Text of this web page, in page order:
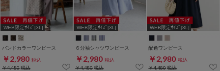
WEB限定ｻｲｽﾞ[3L]
バンドカラーワンピース
￥2,980 税込
￥4,480税込
WEB限定ｻｲｽﾞ[3L]
６分袖シャツワンピース
￥2,980 税込
￥4,480税込
WEB限定ｻｲｽﾞ[3L]
配色ワンピース
￥2,980 税込
￥4,480税込